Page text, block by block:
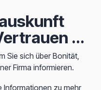
…
Sie sich über Bonität,
Firma informieren.
Informationen zu mehr